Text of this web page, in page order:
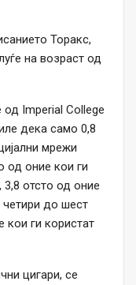
Торакс,
на возраст од
од Imperial College
дека само 0,8
мрежи
од оние кои ги
отсто од оние
четири до шест
кои ги користат
цигари, се